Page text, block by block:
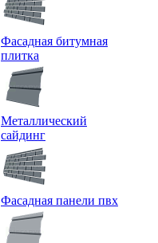
Фасадная битумная
плитка
Металлический
сайдинг
Фасадная панели пвх